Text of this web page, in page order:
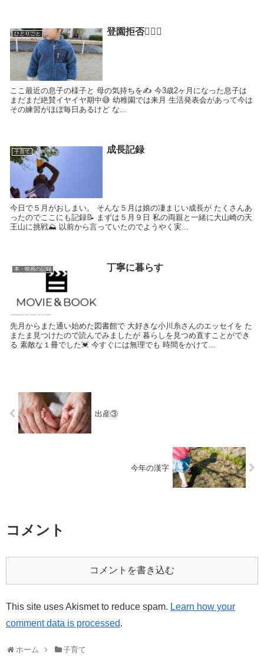
ひとりごと 登園拒否🙅🏻‍♂️
ここ最近の息子の様子と 母の気持ちを✍ 今3歳2ヶ月になった息子は
まだまだ絶賛イヤイヤ期中😅 幼稚園では来月 生活発表会があって今は
その練習がほぼ毎日あるけど な...
子育て 成長記録
今日で５月がおしまい。 そんな５月は娘の凄まじい成長が たくさんあ
ったのでここにも記録📝 まずは５月９日 私の両親と一緒に大山崎の天
王山に挑戦⛰ 以前から言っていたのでようやく実...
本・映画の記録 丁寧に暮らす
先月からまた通い始めた図書館で 大好きな小川糸さんのエッセイを た
またま見つけたので読んでみましたが 暮らしを見つめ直すことができ
る 素敵な１冊でした💓 今すぐには無理でも 時間をかけて...
出産③
今年の漢字
コメント
コメントを書き込む
This site uses Akismet to reduce spam. Learn how your
comment data is processed.
ホーム 子育て